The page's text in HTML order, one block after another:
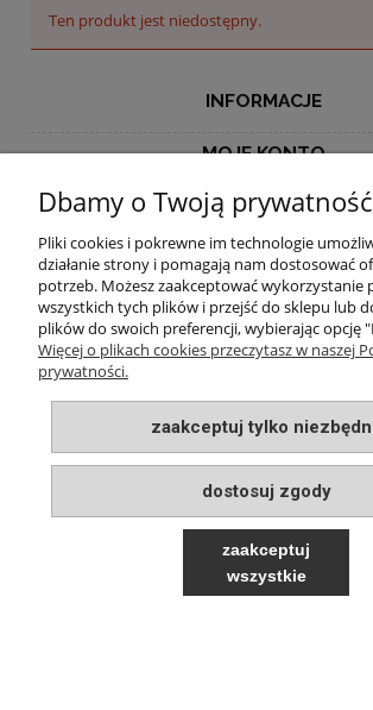
Ten produkt jest niedostępny.
INFORMACJE
MOJE KONTO
PŁATNOŚCI I DOSTAWA
O NAS
pokaż pełną wersję strony
Sklep internetowy Shoper.pl
Dbamy o Twoją prywatność
Pliki cookies i pokrewne im technologie
działanie strony i pomagają nam dostosować
potrzeb. Możesz zaakceptować wykorzystanie
wszystkich tych plików i przejść do sklepu lub
plików do swoich preferencji, wybierając opcję
Więcej o plikach cookies przeczytasz w naszej
prywatności.
zaakceptuj tylko
dostosuj zgody
zaakceptuj
wszystkie